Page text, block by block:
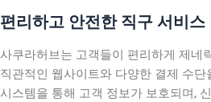
편리하고 안전한 직구 서비스
사쿠라허브는 고객들이 편리하게 제네
직관적인 웹사이트와 다양한 결제 수단
시스템을 통해 고객 정보가 보호되며,